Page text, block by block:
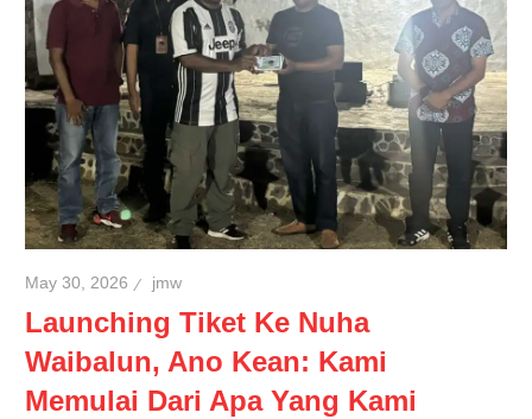
May 30, 2026 jmw
Launching Tiket Ke Nuha
Waibalun, Ano Kean: Kami
Memulai Dari Apa Yang Kami